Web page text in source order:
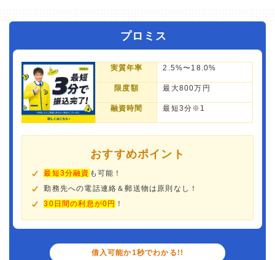
プロミス
実質年率 2.5%〜18.0%
限度額 最大800万円
融資時間 最短3分※1
おすすめポイント
最短3分融資 も可能！
勤務先への電話連絡＆郵送物は原則なし！
30日間の利息が0円 ！
借入可能か1秒でわかる!!